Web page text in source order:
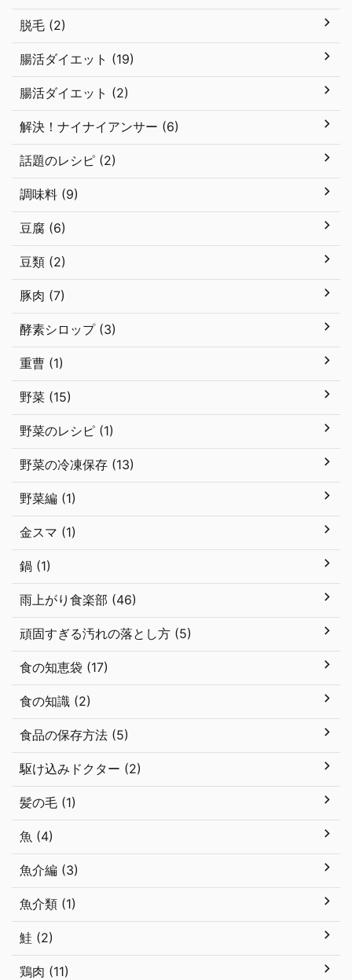
脱毛 (2)
腸活ダイエット (19)
腸活ダイエット (2)
解決！ナイナイアンサー (6)
話題のレシピ (2)
調味料 (9)
豆腐 (6)
豆類 (2)
豚肉 (7)
酵素シロップ (3)
重曹 (1)
野菜 (15)
野菜のレシピ (1)
野菜の冷凍保存 (13)
野菜編 (1)
金スマ (1)
鍋 (1)
雨上がり食楽部 (46)
頑固すぎる汚れの落とし方 (5)
食の知恵袋 (17)
食の知識 (2)
食品の保存方法 (5)
駆け込みドクター (2)
髪の毛 (1)
魚 (4)
魚介編 (3)
魚介類 (1)
鮭 (2)
鶏肉 (11)